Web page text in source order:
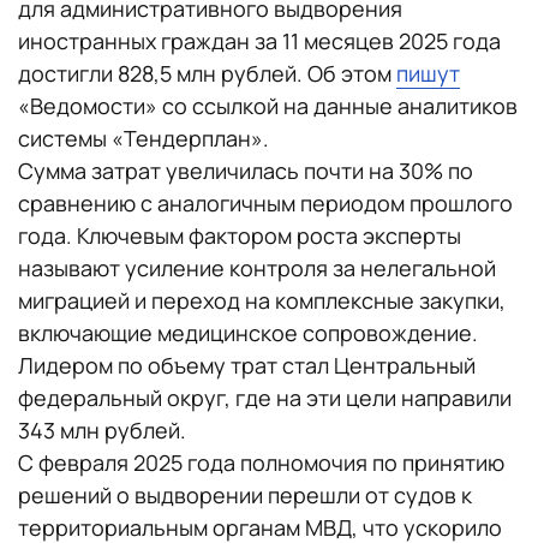
для административного выдворения
иностранных граждан за 11 месяцев 2025 года
достигли 828,5 млн рублей. Об этом пишут
«Ведомости» со ссылкой на данные аналитиков
системы «Тендерплан».
Сумма затрат увеличилась почти на 30% по
сравнению с аналогичным периодом прошлого
года. Ключевым фактором роста эксперты
называют усиление контроля за нелегальной
миграцией и переход на комплексные закупки,
включающие медицинское сопровождение.
Лидером по объему трат стал Центральный
федеральный округ, где на эти цели направили
343 млн рублей.
С февраля 2025 года полномочия по принятию
решений о выдворении перешли от судов к
территориальным органам МВД, что ускорило